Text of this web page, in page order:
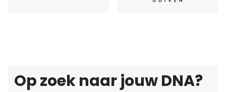
Op zoek naar jouw DNA?